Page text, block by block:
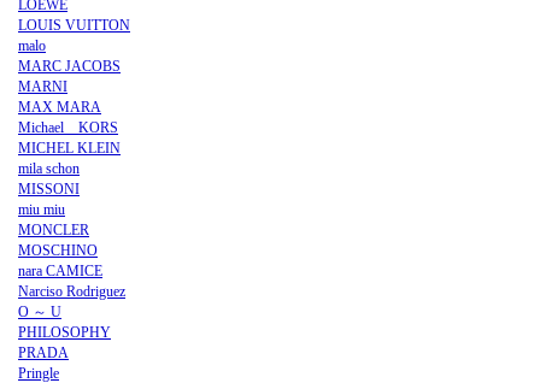
LOEWE
LOUIS VUITTON
malo
MARC JACOBS
MARNI
MAX MARA
Michael KORS
MICHEL KLEIN
mila schon
MISSONI
miu miu
MONCLER
MOSCHINO
nara CAMICE
Narciso Rodriguez
O ～ U
PHILOSOPHY
PRADA
Pringle